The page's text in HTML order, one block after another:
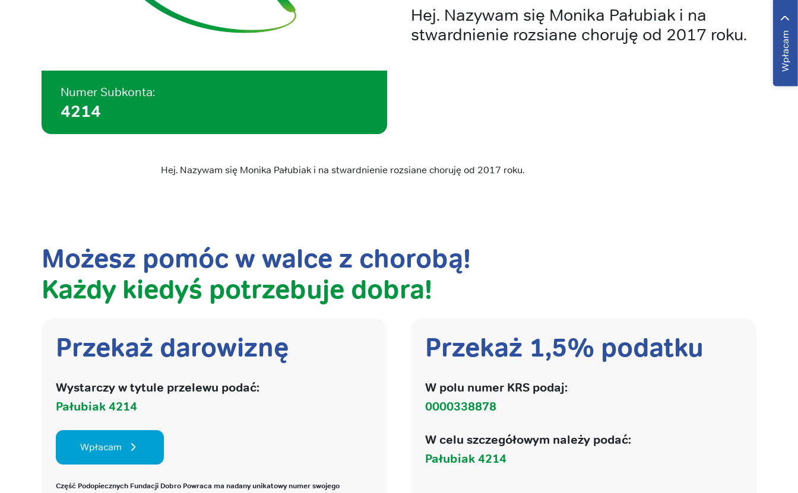
Wpłacam
Numer Subkonta:
4214
Hej. Nazywam się Monika Pałubiak i na
stwardnienie rozsiane choruję od 2017 roku.
Hej. Nazywam się Monika Pałubiak i na stwardnienie rozsiane choruję od 2017 roku.
Możesz pomóc w walce z chorobą!
Każdy kiedyś potrzebuje dobra!
Przekaż darowiznę
Wystarczy w tytule przelewu podać:
Pałubiak 4214
Wpłacam
Część Podopiecznych Fundacji Dobro Powraca ma nadany unikatowy numer swojego
Przekaż 1,5% podatku
W polu numer KRS podaj:
0000338878
W celu szczegółowym należy podać:
Pałubiak 4214